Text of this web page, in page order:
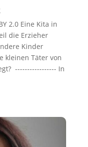
2.0 Eine Kita in
die Erzieher
Kinder
kleinen Täter von
----------------- In